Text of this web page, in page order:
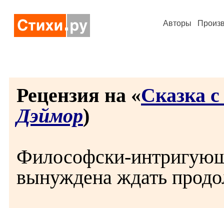
Авторы
Рецензия на «Сказка
Дэймор)
Философски-
вынуждена ждать